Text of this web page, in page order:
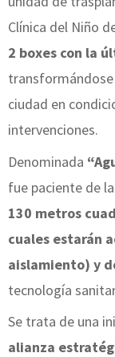
Clínica del Niño
2 boxes con la
transformándose
ciudad en
intervenciones.
Denominada
fue paciente de
130 metros
cuales estarán
aislamiento) y
tecnología
Se trata de una
alianza